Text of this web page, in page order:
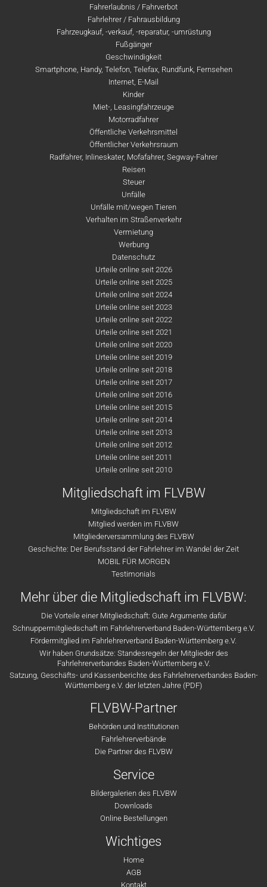
Fahrerlaubnis / Fahrverbot
Fahrlehrer / Fahrausbildung
Fahrzeugkauf, -verkauf, -reparatur, -umrüstung
Fußgänger
Geschwindigkeit
Smartphone, Handy, Telefon, Telefax, Rundfunk, Fernsehen
Internet, E-Mail
Kinder
Miet-, Leasingfahrzeuge
Motorradfahrer
Öffentliche Verkehrsmittel
Öffentlicher Verkehrsraum
Radfahrer, Inlineskater, Mofafahrer, Segway-Fahrer
Reisen
Steuer
Unfälle
Unfälle mit/wegen Tieren
Verhalten im Straßenverkehr
Vermietung
Werbung
Datenschutz
Urteile online seit 2026
Urteile online seit 2025
Urteile online seit 2024
Urteile online seit 2023
Urteile online seit 2022
Urteile online seit 2021
Urteile online seit 2020
Urteile online seit 2019
Urteile online seit 2018
Urteile online seit 2017
Urteile online seit 2016
Urteile online seit 2015
Urteile online seit 2014
Urteile online seit 2013
Urteile online seit 2012
Urteile online seit 2011
Urteile online seit 2010
Mitgliedschaft im FLVBW
Mitgliedschaft im FLVBW
Mitglied werden im FLVBW
Mitgliederversammlung des FLVBW
Geschichte: Der Berufsstand der Fahrlehrer im Wandel der Zeit
MOBIL FÜR MORGEN
Testimonials
Mehr über die Mitgliedschaft im FLVBW:
Die Vorteile einer Mitgliedschaft: Gute Argumente dafür
Schnuppermitgliedschaft im Fahrlehrerverband Baden-Württemberg e.V.
Fördermitglied im Fahrlehrerverband Baden-Württemberg e.V.
Wir haben Grundsätze: Standesregeln der Mitglieder des
Fahrlehrerverbandes Baden-Württemberg e.V.
Satzung, Geschäfts- und Kassenberichte des Fahrlehrerverbandes Baden-
Württemberg e.V. der letzten Jahre (PDF)
FLVBW-Partner
Behörden und Institutionen
Fahrlehrerverbände
Die Partner des FLVBW
Service
Bildergalerien des FLVBW
Downloads
Online Bestellungen
Wichtiges
Home
AGB
Kontakt